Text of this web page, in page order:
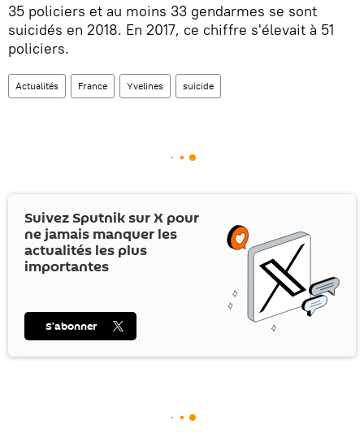
35 policiers et au moins 33 gendarmes se sont
suicidés en 2018. En 2017, ce chiffre s'élevait à 51
policiers.
Actualités France Yvelines suicide
Suivez Sputnik surX pour
ne jamais manquer les
actualités les plus
importantes
S’abonner